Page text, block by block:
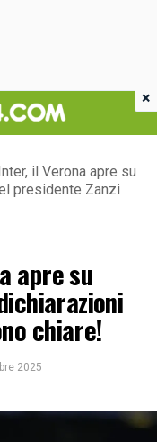
il Verona apre su
presidente Zanzi
apre su
chiare!
2025
×